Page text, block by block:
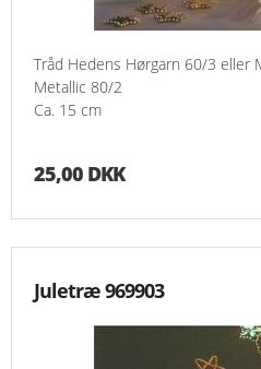
Tråd Hedens Hørgarn 60/3 eller
Metallic 80/2
Ca. 15 cm
25,00 DKK
Juletræ 969903